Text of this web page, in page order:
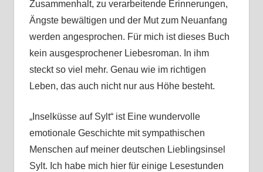
Zusammenhalt, zu verarbeitende Erinnerungen,
Ängste bewältigen und der Mut zum Neuanfang
werden angesprochen. Für mich ist dieses Buch
kein ausgesprochener Liebesroman. In ihm
steckt so viel mehr. Genau wie im richtigen
Leben, das auch nicht nur aus Höhe besteht.
„Inselküsse auf Sylt“ ist Eine wundervolle
emotionale Geschichte mit sympathischen
Menschen auf meiner deutschen Lieblingsinsel
Sylt. Ich habe mich hier für einige Lesestunden